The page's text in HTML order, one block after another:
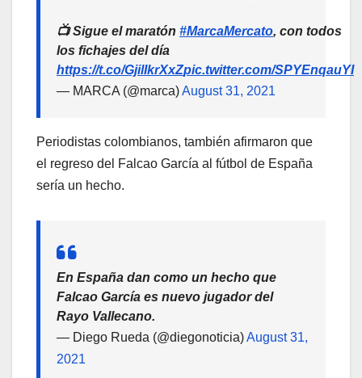
📺 Sigue el maratón #MarcaMercato, con todos
los fichajes del día
https://t.co/GjilIkrXxZpic.twitter.com/SPYEnqauYI
— MARCA (@marca)August 31, 2021
Periodistas colombianos, también afirmaron que
el regreso del Falcao García al fútbol de España
sería un hecho.
En España dan como un hecho que
Falcao García es nuevo jugador del
Rayo Vallecano.
— Diego Rueda (@diegonoticia)August 31,
2021